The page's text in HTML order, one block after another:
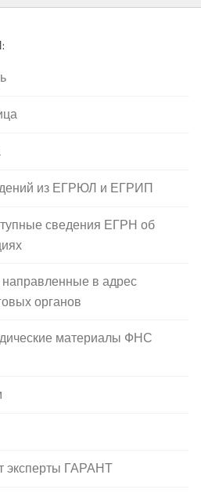
из ЕГРЮЛ и ЕГРИП
сведения ЕГРН об
в адрес
органов
материалы ФНС
эксперты ГАРАНТ